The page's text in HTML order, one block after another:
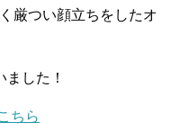
厳つい顔立ちをしたオ
した！
ちら